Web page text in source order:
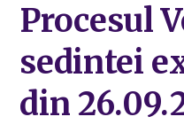
Procesul
sedintei
din